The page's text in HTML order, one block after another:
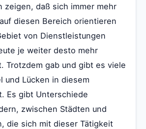
zeigen, daß sich immer mehr
diesen Bereich orientieren
von Dienstleistungen
je weiter desto mehr
Trotzdem gab und gibt es viele
und Lücken in diesem
Es gibt Unterschiede
zwischen Städten und
die sich mit dieser Tätigkeit